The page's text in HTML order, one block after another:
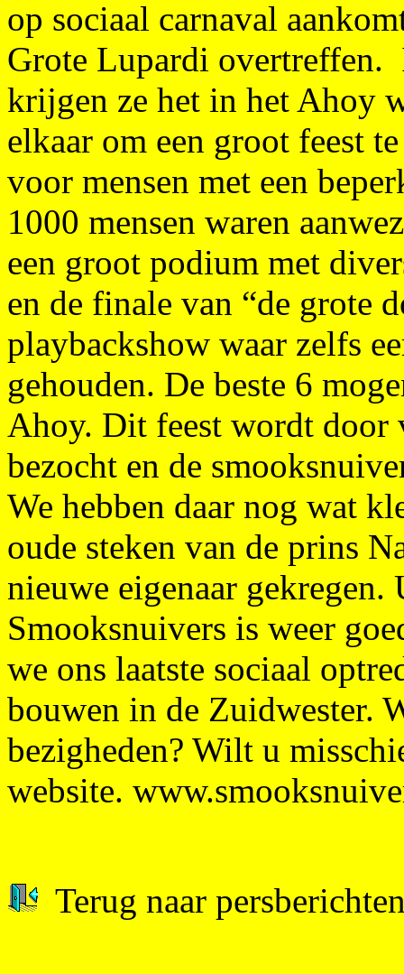
op sociaal carnaval
Grote Lupardi overtreffen.
krijgen ze het in het Ahoy
elkaar om een groot feest
voor mensen met een
1000 mensen waren
een groot podium met
en de finale van “de grote
playbackshow waar zelfs
gehouden. De beste 6
Ahoy. Dit feest wordt door
bezocht en de
We hebben daar nog wat
oude steken van de prins
nieuwe eigenaar
Smooksnuivers is weer
we ons laatste sociaal
bouwen in de Zuidwester.
bezigheden? Wilt u
website.
Terug naar